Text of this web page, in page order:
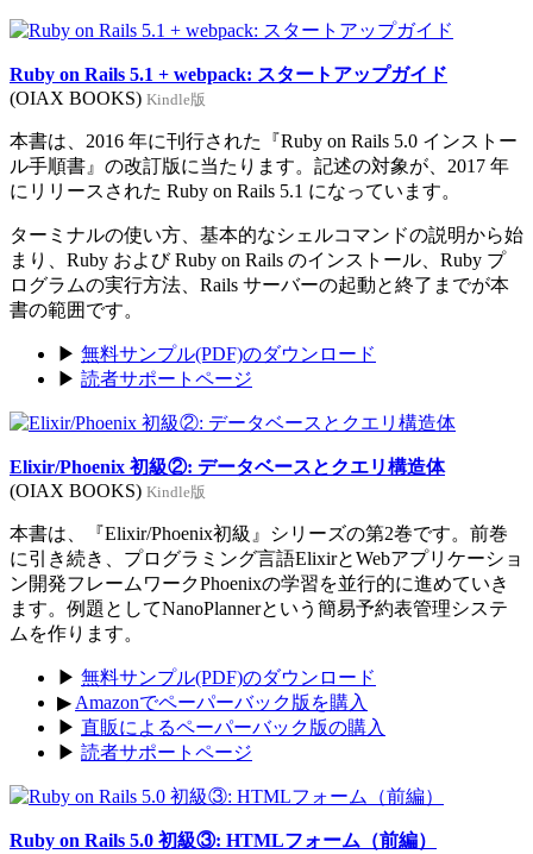
Ruby on Rails 5.1 + webpack: スタートアップガイド
(OIAX BOOKS) Kindle版
本書は、2016 年に刊行された『Ruby on Rails 5.0 インストー
ル手順書』の改訂版に当たります。記述の対象が、2017 年
にリリースされた Ruby on Rails 5.1 になっています。
ターミナルの使い方、基本的なシェルコマンドの説明から始
まり、Ruby および Ruby on Rails のインストール、Ruby プ
ログラムの実行方法、Rails サーバーの起動と終了までが本
書の範囲です。
▶ 無料サンプル(PDF)のダウンロード
▶ 読者サポートページ
Elixir/Phoenix 初級②: データベースとクエリ構造体
(OIAX BOOKS) Kindle版
本書は、『Elixir/Phoenix初級』シリーズの第2巻です。前巻
に引き続き、プログラミング言語ElixirとWebアプリケーショ
ン開発フレームワークPhoenixの学習を並行的に進めていき
ます。例題としてNanoPlannerという簡易予約表管理システ
ムを作ります。
▶ 無料サンプル(PDF)のダウンロード
▶ Amazonでペーパーバック版を購入
▶ 直販によるペーパーバック版の購入
▶ 読者サポートページ
Ruby on Rails 5.0 初級③: HTMLフォーム（前編）